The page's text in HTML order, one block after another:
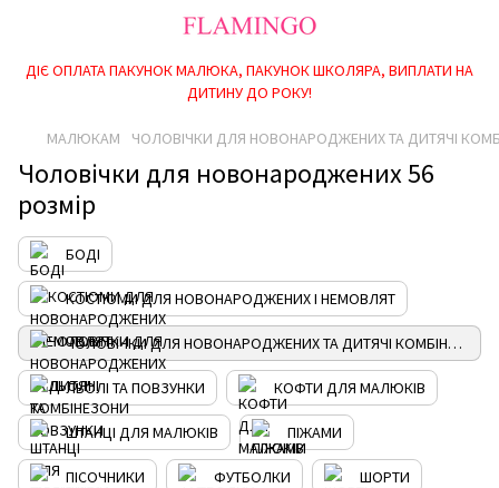
ДІЄ ОПЛАТА ПАКУНОК МАЛЮКА, ПАКУНОК ШКОЛЯРА, ВИПЛАТИ НА
ДИТИНУ ДО РОКУ!
МАЛЮКАМ ЧОЛОВІЧКИ ДЛЯ НОВОНАРОДЖЕНИХ ТА ДИТЯЧІ
Чоловічки для новонароджених 56
розмір
БОДІ
КОСТЮМИ ДЛЯ НОВОНАРОДЖЕНИХ І НЕМОВЛЯТ
ЧОЛОВІЧКИ ДЛЯ НОВОНАРОДЖЕНИХ ТА ДИТЯЧІ КОМБІНЕЗОНИ
ЛЬОЛІ ТА ПОВЗУНКИ КОФТИ ДЛЯ МАЛЮКІВ
ШТАНЦІ ДЛЯ МАЛЮКІВ ПІЖАМИ
ПІСОЧНИКИ ФУТБОЛКИ ШОРТИ